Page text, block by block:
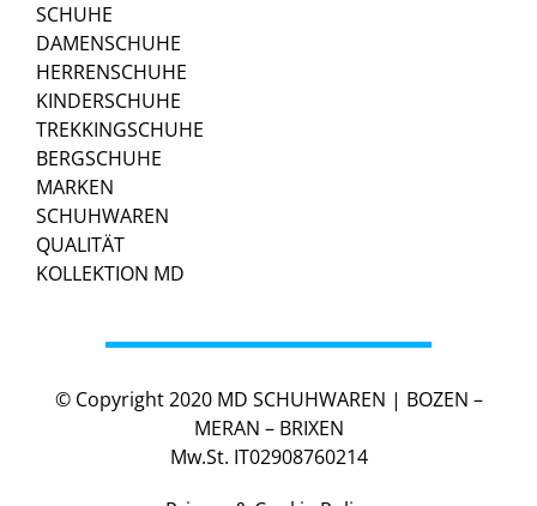
SCHUHE
DAMENSCHUHE
HERRENSCHUHE
KINDERSCHUHE
TREKKINGSCHUHE
BERGSCHUHE
MARKEN
SCHUHWAREN
QUALITÄT
KOLLEKTION MD
© Copyright 2020 MD SCHUHWAREN | BOZEN –
MERAN – BRIXEN
Mw.St. IT02908760214